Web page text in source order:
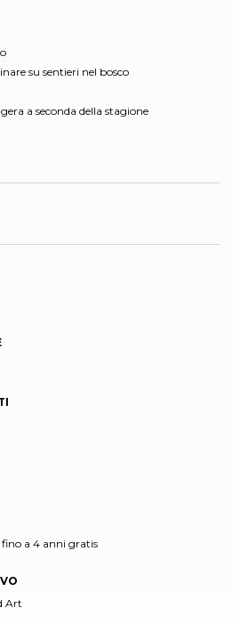
su sentieri nel bosco
a seconda della stagione
a 4 anni gratis
Art